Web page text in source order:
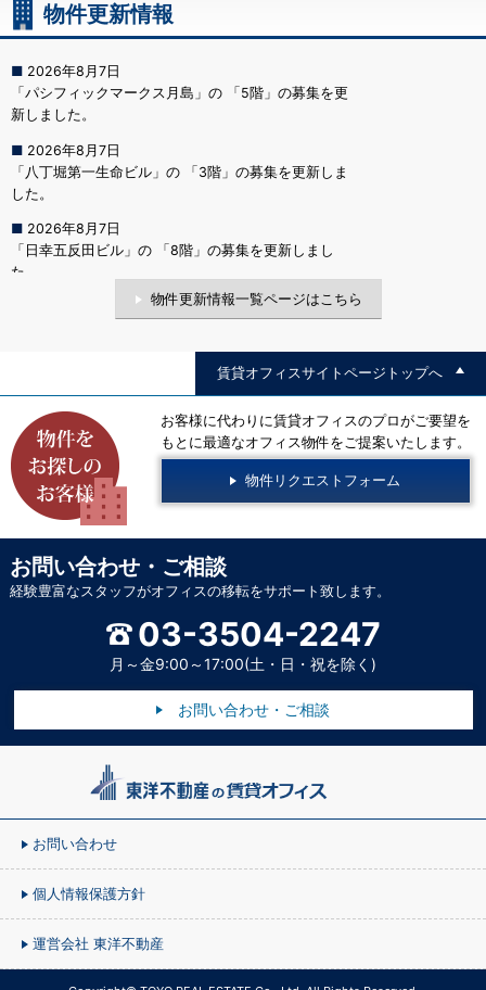
物件更新情報
物件更新情報一覧ページはこちら
賃貸オフィスサイトページトップへ
お客様に代わりに賃貸オフィスのプロがご要望を
もとに最適なオフィス物件をご提案いたします。
物件リクエストフォーム
お問い合わせ・ご相談
経験豊富なスタッフがオフィスの移転をサポート致します。
03-3504-2247
月～金9:00～17:00(土・日・祝を除く)
お問い合わせ・ご相談
お問い合わせ
個人情報保護方針
運営会社 東洋不動産